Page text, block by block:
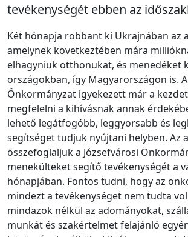
tevékenységét ebben az
Két hónapja robbant ki Ukrajnában az
amelynek következtében mára
elhagyniuk otthonukat, és menedéket
országokban, így Magyarországon is.
Önkormányzat igyekezett már a
megfelelni a kihívásnak annak
lehető legátfogóbb, leggyorsabb és
segítséget tudjuk nyújtani helyben. Az
összefoglaljuk a Józsefvárosi
menekülteket segítő tevékenységét a
hónapjában. Fontos tudni, hogy az
mindezt a tevékenységet nem tudta
mindazok nélkül az adományokat,
munkát és szakértelmet felajánló